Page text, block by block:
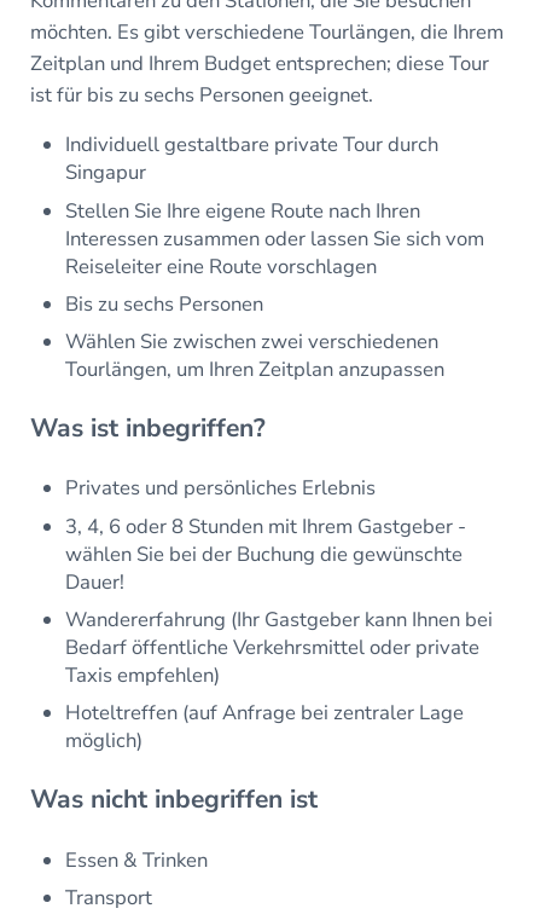
möchten. Es gibt verschiedene Tourlängen, die Ihrem
Zeitplan und Ihrem Budget entsprechen; diese Tour
ist für bis zu sechs Personen geeignet.
Individuell gestaltbare private Tour durch
Singapur
Stellen Sie Ihre eigene Route nach Ihren
Interessen zusammen oder lassen Sie sich vom
Reiseleiter eine Route vorschlagen
Bis zu sechs Personen
Wählen Sie zwischen zwei verschiedenen
Tourlängen, um Ihren Zeitplan anzupassen
Was ist inbegriffen?
Privates und persönliches Erlebnis
3, 4, 6 oder 8 Stunden mit Ihrem Gastgeber -
wählen Sie bei der Buchung die gewünschte
Dauer!
Wandererfahrung (Ihr Gastgeber kann Ihnen bei
Bedarf öffentliche Verkehrsmittel oder private
Taxis empfehlen)
Hoteltreffen (auf Anfrage bei zentraler Lage
möglich)
Was nicht inbegriffen ist
Essen & Trinken
Transport